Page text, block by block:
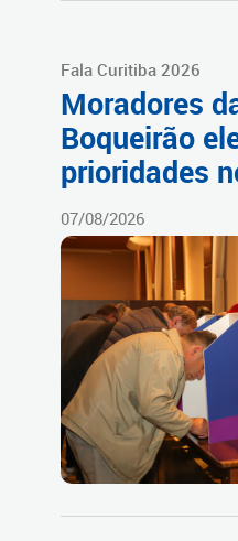
Fala Curitiba 2026
Moradores
Boqueirão
prioridades
07/08/2026